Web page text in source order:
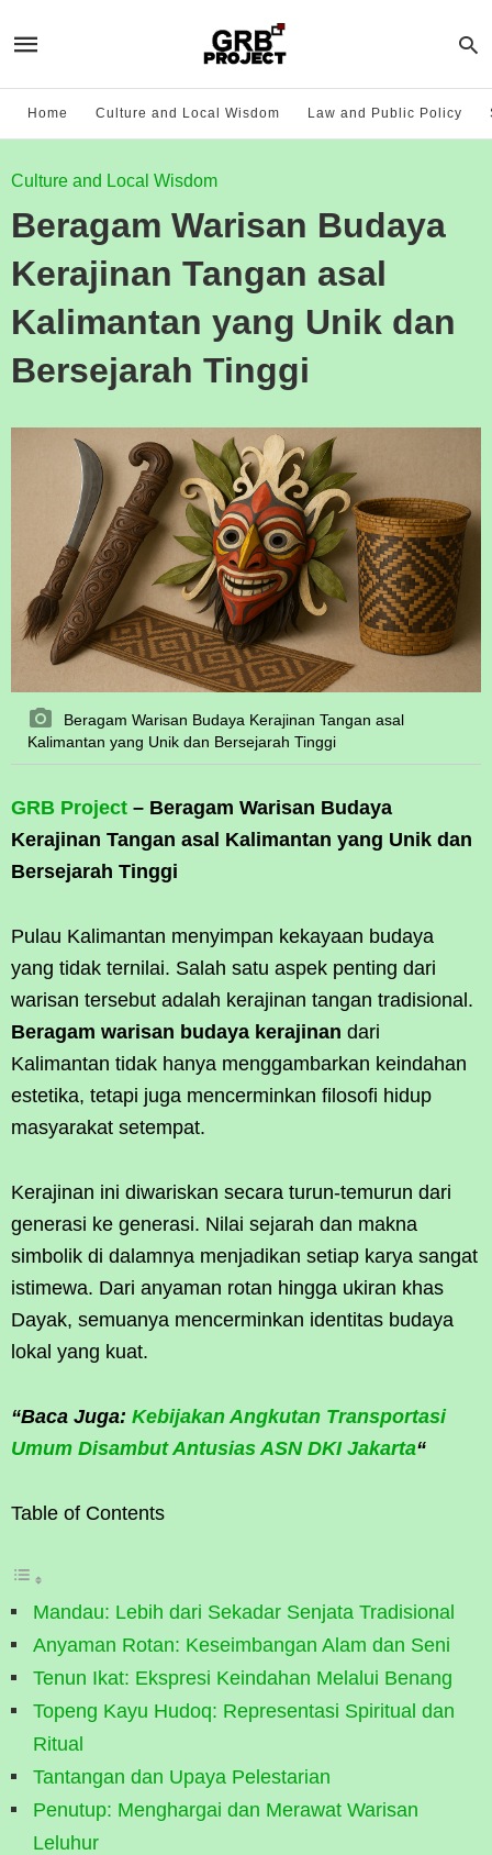
Home Culture and Local Wisdom Law and Public Policy
Culture and Local Wisdom
Beragam Warisan Budaya
Kerajinan Tangan asal
Kalimantan yang Unik dan
Bersejarah Tinggi
Beragam Warisan Budaya Kerajinan Tangan asal
Kalimantan yang Unik dan Bersejarah Tinggi
GRB Project – Beragam Warisan Budaya
Kerajinan Tangan asal Kalimantan yang Unik dan
Bersejarah Tinggi
Pulau Kalimantan menyimpan kekayaan budaya
yang tidak ternilai. Salah satu aspek penting dari
warisan tersebut adalah kerajinan tangan tradisional.
Beragam warisan budaya kerajinan dari
Kalimantan tidak hanya menggambarkan keindahan
estetika, tetapi juga mencerminkan filosofi hidup
masyarakat setempat.
Kerajinan ini diwariskan secara turun-temurun dari
generasi ke generasi. Nilai sejarah dan makna
simbolik di dalamnya menjadikan setiap karya sangat
istimewa. Dari anyaman rotan hingga ukiran khas
Dayak, semuanya mencerminkan identitas budaya
lokal yang kuat.
“Baca Juga: Kebijakan Angkutan Transportasi
Umum Disambut Antusias ASN DKI Jakarta“
Table of Contents
Mandau: Lebih dari Sekadar Senjata Tradisional
Anyaman Rotan: Keseimbangan Alam dan Seni
Tenun Ikat: Ekspresi Keindahan Melalui Benang
Topeng Kayu Hudoq: Representasi Spiritual dan
Ritual
Tantangan dan Upaya Pelestarian
Penutup: Menghargai dan Merawat Warisan
Leluhur